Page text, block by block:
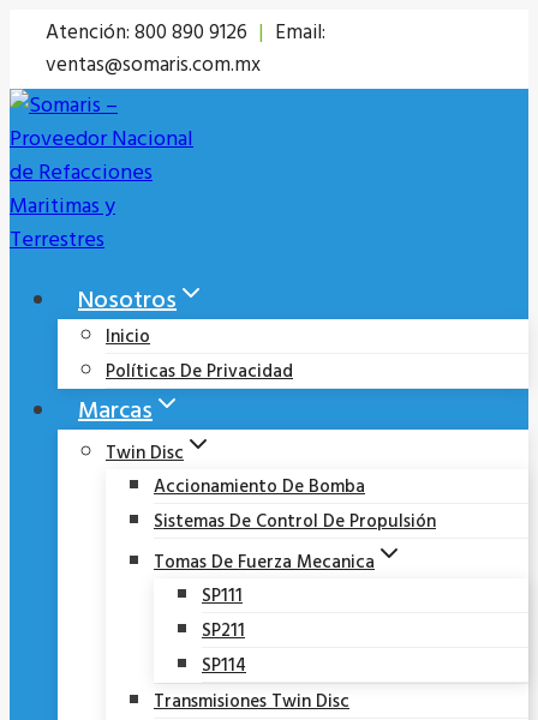
Saltar
contenido
Atención: 800 890 9126 | Email:
ventas@somaris.com.mx
Nosotros
Inicio
Políticas De Privacidad
Marcas
Twin Disc
Accionamiento De Bomba
Sistemas De Control De Propulsión
Tomas De Fuerza Mecanica
SP111
SP211
SP114
Transmisiones Twin Disc